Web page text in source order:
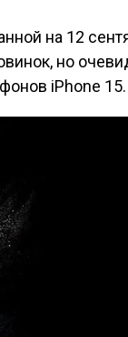
на 12
но
iPhone 15.